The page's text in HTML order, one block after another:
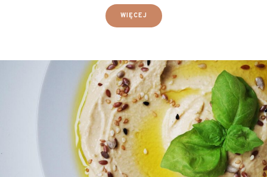
WIĘCEJ